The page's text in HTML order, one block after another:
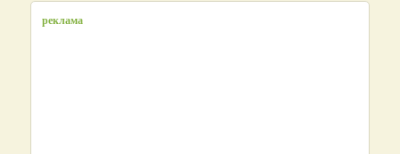
реклама